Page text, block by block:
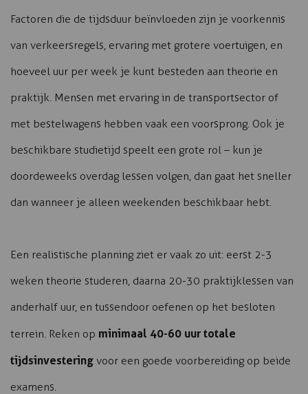
Factoren die de tijdsduur beïnvloeden zijn je voorkennis
van verkeersregels, ervaring met grotere voertuigen, en
hoeveel uur per week je kunt besteden aan theorie en
praktijk. Mensen met ervaring in de transportsector of
met bestelwagens hebben vaak een voorsprong. Ook je
beschikbare studietijd speelt een grote rol – kun je
doordeweeks overdag lessen volgen, dan gaat het sneller
dan wanneer je alleen weekenden beschikbaar hebt.
Een realistische planning ziet er vaak zo uit: eerst 2-3
weken theorie studeren, daarna 20-30 praktijklessen van
anderhalf uur, en tussendoor oefenen op het besloten
terrein. Reken op minimaal 40-60 uur totale
tijdsinvestering voor een goede voorbereiding op beide
examens.